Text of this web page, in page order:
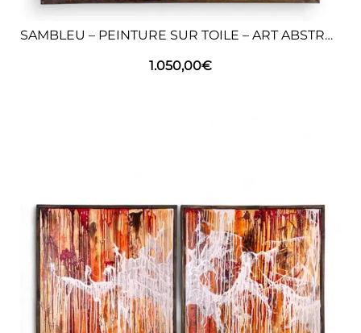
SAMBLEU – PEINTURE SUR TOILE – ART ABSTRAIT
1.050,00€